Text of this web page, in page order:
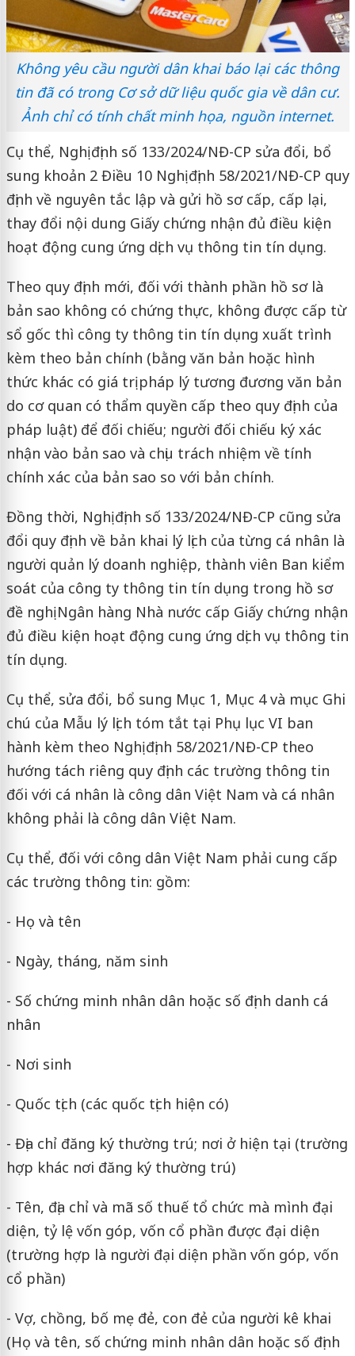
Không yêu cầu người dân khai báo lại các thông
tin đã có trong Cơ sở dữ liệu quốc gia về dân cư.
Ảnh chỉ có tính chất minh họa, nguồn internet.
Cụ thể, Nghị định số 133/2024/NĐ-CP sửa đổi, bổ
sung khoản 2 Điều 10 Nghị định 58/2021/NĐ-CP quy
định về nguyên tắc lập và gửi hồ sơ cấp, cấp lại,
thay đổi nội dung Giấy chứng nhận đủ điều kiện
hoạt động cung ứng dịch vụ thông tin tín dụng.
Theo quy định mới, đối với thành phần hồ sơ là
bản sao không có chứng thực, không được cấp từ
sổ gốc thì công ty thông tin tín dụng xuất trình
kèm theo bản chính (bằng văn bản hoặc hình
thức khác có giá trị pháp lý tương đương văn bản
do cơ quan có thẩm quyền cấp theo quy định của
pháp luật) để đối chiếu; người đối chiếu ký xác
nhận vào bản sao và chịu trách nhiệm về tính
chính xác của bản sao so với bản chính.
Đồng thời, Nghị định số 133/2024/NĐ-CP cũng sửa
đổi quy định về bản khai lý lịch của từng cá nhân là
người quản lý doanh nghiệp, thành viên Ban kiểm
soát của công ty thông tin tín dụng trong hồ sơ
đề nghị Ngân hàng Nhà nước cấp Giấy chứng nhận
đủ điều kiện hoạt động cung ứng dịch vụ thông tin
tín dụng.
Cụ thể, sửa đổi, bổ sung Mục 1, Mục 4 và mục Ghi
chú của Mẫu lý lịch tóm tắt tại Phụ lục VI ban
hành kèm theo Nghị định 58/2021/NĐ-CP theo
hướng tách riêng quy định các trường thông tin
đối với cá nhân là công dân Việt Nam và cá nhân
không phải là công dân Việt Nam.
Cụ thể, đối với công dân Việt Nam phải cung cấp
các trường thông tin: gồm:
- Họ và tên
- Ngày, tháng, năm sinh
- Số chứng minh nhân dân hoặc số định danh cá
nhân
- Nơi sinh
- Quốc tịch (các quốc tịch hiện có)
- Địa chỉ đăng ký thường trú; nơi ở hiện tại (trường
hợp khác nơi đăng ký thường trú)
- Tên, địa chỉ và mã số thuế tổ chức mà mình đại
diện, tỷ lệ vốn góp, vốn cổ phần được đại diện
(trường hợp là người đại diện phần vốn góp, vốn
cổ phần)
- Vợ, chồng, bố mẹ đẻ, con đẻ của người kê khai
(Họ và tên, số chứng minh nhân dân hoặc số định